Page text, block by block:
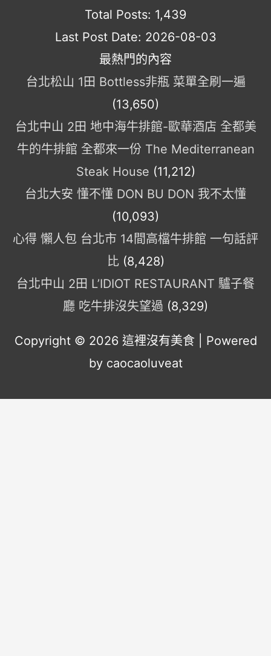
Total Posts: 1,439
Last Post Date: 2026-08-03
最熱門的內容
台北松山 1田 Bottless非瓶 菜單全刷一遍
(13,650)
台北中山 2田 地中海牛排館-歐華酒店 全都美
牛的牛排館 全都來一份 The Mediterranean
Steak House (11,212)
台北大安 懂不懂 DON BU DON 我不太懂
(10,093)
心得 懶人包 台北市 14間高檔牛排館 一句話評
比 (8,428)
台北中山 2田 L’IDIOT RESTAURANT 驢子餐
廳 吃牛排沒失望過 (8,329)
Copyright © 2026 這裡沒有美食 | Powered
by caocaoluveat